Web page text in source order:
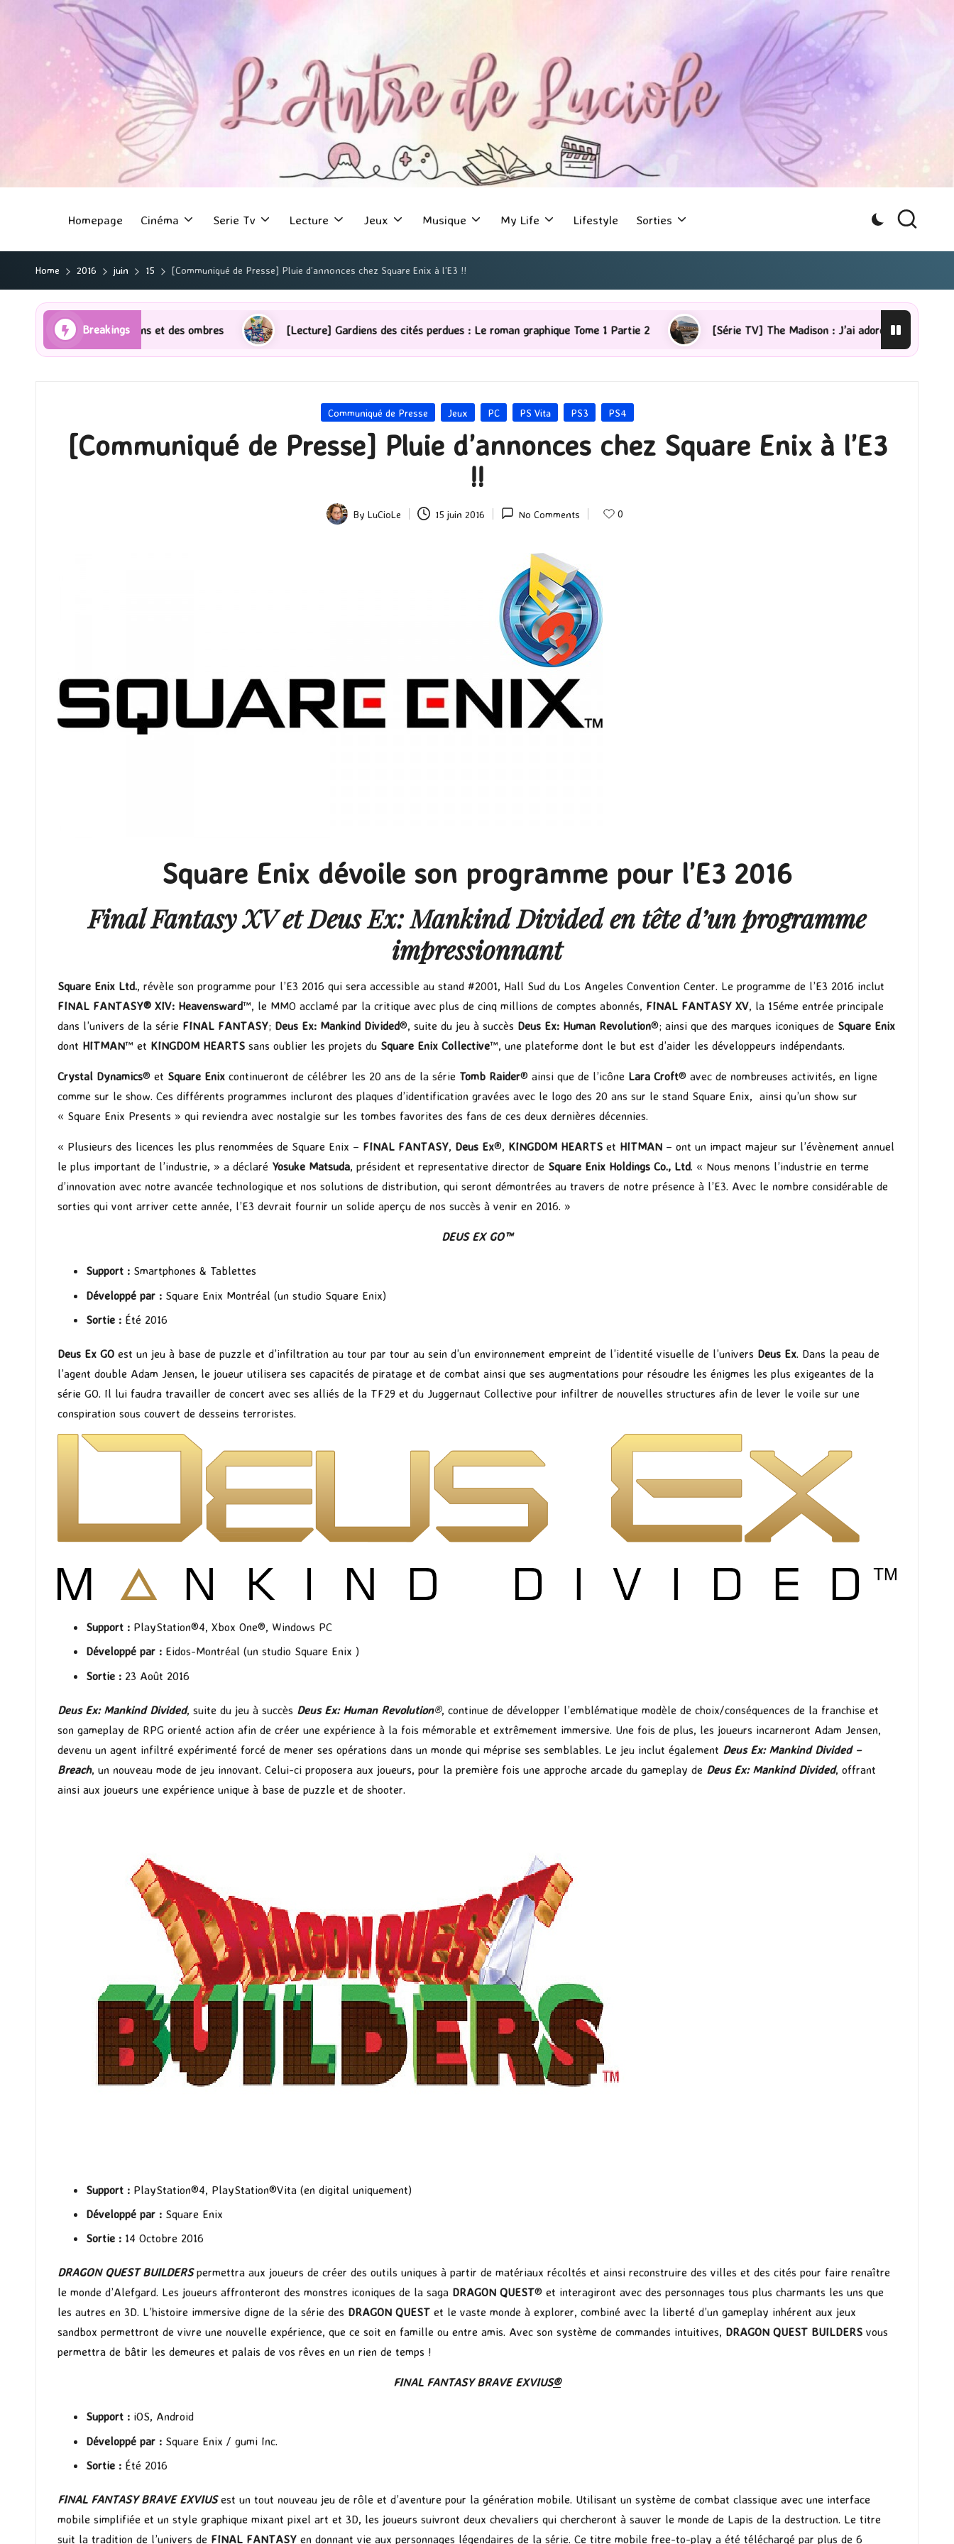
Homepage Cinéma Serie Tv Lecture Jeux Musique My Life Lifestyle Sorties
Home 2016 juin 15 [Communiqué de Presse] Pluie d’annonces chez Square Enix à l’E3 !!
Breakings
Les Rayons et des ombres [Lecture] Gardiens des cités perdues : Le roman graphique Tome 1 Partie 2 [Série TV] The Madison : J’ai adoré ! [Lecture] La
Posted
Communiqué de Presse Jeux PC PS Vita PS3 PS4
[Communiqué de Presse] Pluie d’annonces chez Square Enix à l’E3
!!
Posted
By LuCioLe 15 juin 2016 No Comments 0
Square Enix dévoile son programme pour l’E3 2016
Final Fantasy XV et Deus Ex: Mankind Divided en tête d’un programme
impressionnant
Square Enix Ltd., révèle son programme pour l’E3 2016 qui sera accessible au stand #2001, Hall Sud du Los Angeles Convention Center. Le programme de l’E3 2016 inclut
FINAL FANTASY® XIV: Heavensward™, le MMO acclamé par la critique avec plus de cinq millions de comptes abonnés, FINAL FANTASY XV, la 15éme entrée principale
dans l’univers de la série FINAL FANTASY; Deus Ex: Mankind Divided®, suite du jeu à succès Deus Ex: Human Revolution®; ainsi que des marques iconiques de Square Enix
dont HITMAN™ et KINGDOM HEARTS sans oublier les projets du Square Enix Collective™, une plateforme dont le but est d’aider les développeurs indépendants.
Crystal Dynamics® et Square Enix continueront de célébrer les 20 ans de la série Tomb Raider® ainsi que de l’icône Lara Croft® avec de nombreuses activités, en ligne
comme sur le show. Ces différents programmes incluront des plaques d’identification gravées avec le logo des 20 ans sur le stand Square Enix, ainsi qu’un show sur
« Square Enix Presents » qui reviendra avec nostalgie sur les tombes favorites des fans de ces deux dernières décennies.
« Plusieurs des licences les plus renommées de Square Enix – FINAL FANTASY, Deus Ex®, KINGDOM HEARTS et HITMAN – ont un impact majeur sur l’évènement annuel
le plus important de l’industrie, » a déclaré Yosuke Matsuda, président et representative director de Square Enix Holdings Co., Ltd. « Nous menons l’industrie en terme
d’innovation avec notre avancée technologique et nos solutions de distribution, qui seront démontrées au travers de notre présence à l’E3. Avec le nombre considérable de
sorties qui vont arriver cette année, l’E3 devrait fournir un solide aperçu de nos succès à venir en 2016. »
DEUS EX GO™
Support : Smartphones & Tablettes
Développé par : Square Enix Montréal (un studio Square Enix)
Sortie : Été 2016
Deus Ex GO est un jeu à base de puzzle et d’infiltration au tour par tour au sein d’un environnement empreint de l’identité visuelle de l’univers Deus Ex. Dans la peau de
l’agent double Adam Jensen, le joueur utilisera ses capacités de piratage et de combat ainsi que ses augmentations pour résoudre les énigmes les plus exigeantes de la
série GO. Il lui faudra travailler de concert avec ses alliés de la TF29 et du Juggernaut Collective pour infiltrer de nouvelles structures afin de lever le voile sur une
conspiration sous couvert de desseins terroristes.
Support : PlayStation®4, Xbox One®, Windows PC
Développé par : Eidos-Montréal (un studio Square Enix )
Sortie : 23 Août 2016
Deus Ex: Mankind Divided, suite du jeu à succès Deus Ex: Human Revolution®, continue de développer l’emblématique modèle de choix/conséquences de la franchise et
son gameplay de RPG orienté action afin de créer une expérience à la fois mémorable et extrêmement immersive. Une fois de plus, les joueurs incarneront Adam Jensen,
devenu un agent infiltré expérimenté forcé de mener ses opérations dans un monde qui méprise ses semblables. Le jeu inclut également Deus Ex: Mankind Divided –
Breach, un nouveau mode de jeu innovant. Celui-ci proposera aux joueurs, pour la première fois une approche arcade du gameplay de Deus Ex: Mankind Divided, offrant
ainsi aux joueurs une expérience unique à base de puzzle et de shooter.
Support : PlayStation®4, PlayStation®Vita (en digital uniquement)
Développé par : Square Enix
Sortie : 14 Octobre 2016
DRAGON QUEST BUILDERSpermettra aux joueurs de créer des outils uniques à partir de matériaux récoltés et ainsi reconstruire des villes et des cités pour faire renaître
le monde d’Alefgard. Les joueurs affronteront des monstres iconiques de la saga DRAGON QUEST® et interagiront avec des personnages tous plus charmants les uns que
les autres en 3D. L’histoire immersive digne de la série des DRAGON QUEST et le vaste monde à explorer, combiné avec la liberté d’un gameplay inhérent aux jeux
sandbox permettront de vivre une nouvelle expérience, que ce soit en famille ou entre amis. Avec son système de commandes intuitives, DRAGON QUEST BUILDERS vous
permettra de bâtir les demeures et palais de vos rêves en un rien de temps !
FINAL FANTASY BRAVE EXVIUS®
Support : iOS, Android
Développé par : Square Enix / gumi Inc.
Sortie : Été 2016
FINAL FANTASY BRAVE EXVIUSest un tout nouveau jeu de rôle et d’aventure pour la génération mobile. Utilisant un système de combat classique avec une interface
mobile simplifiée et un style graphique mixant pixel art et 3D, les joueurs suivront deux chevaliers qui chercheront à sauver le monde de Lapis de la destruction. Le titre
suit la tradition de l’univers de FINAL FANTASY en donnant vie aux personnages légendaires de la série. Ce titre mobile free-to-play a été téléchargé par plus de 6